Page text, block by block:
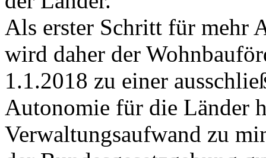
Als erster Schritt für mehr
wird daher der
1.1.2018 zu einer
Autonomie für die Länder
Verwaltungsaufwand zu